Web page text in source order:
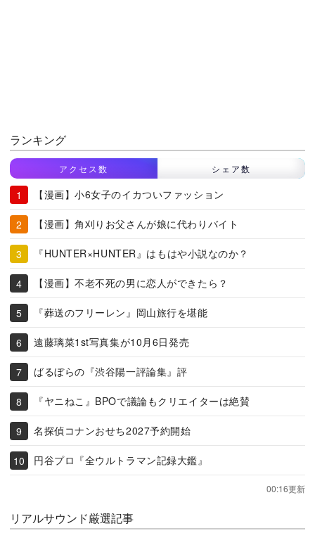
ランキング
アクセス数 シェア数
【漫画】小6女子のイカついファッション
【漫画】角刈りお父さんが娘に代わりバイト
『HUNTER×HUNTER』はもはや小説なのか？
【漫画】不老不死の男に恋人ができたら？
『葬送のフリーレン』岡山旅行を堪能
遠藤璃菜1st写真集が10月6日発売
ばるぼらの『渋谷陽一評論集』評
『ヤニねこ』BPOで議論もクリエイターは絶賛
名探偵コナンおせち2027予約開始
円谷プロ『全ウルトラマン記録大鑑』
00:16更新
リアルサウンド厳選記事